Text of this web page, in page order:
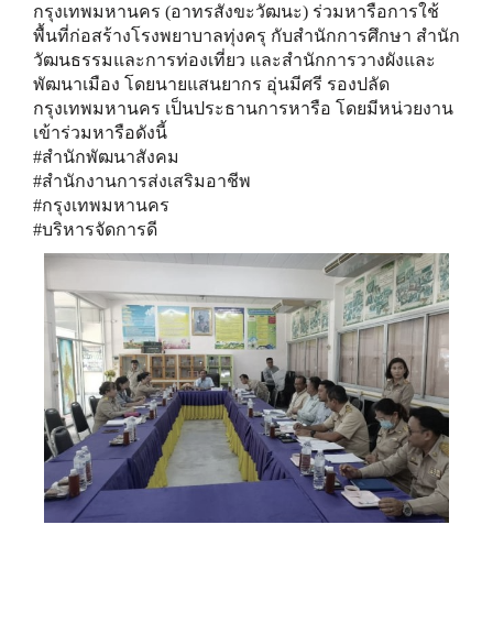
กรุงเทพมหานคร (อาทรสังขะวัฒนะ) ร่วมหารือการใช้
พื้นที่ก่อสร้างโรงพยาบาลทุ่งครุ กับสำนักการศึกษา สำนัก
วัฒนธรรมและการท่องเที่ยว และสำนักการวางผังและ
พัฒนาเมือง โดยนายแสนยากร อุ่นมีศรี รองปลัด
กรุงเทพมหานคร เป็นประธานการหารือ โดยมีหน่วยงาน
เข้าร่วมหารือดังนี้
#สำนักพัฒนาสังคม
#สำนักงานการส่งเสริมอาชีพ
#กรุงเทพมหานคร
#บริหารจัดการดี